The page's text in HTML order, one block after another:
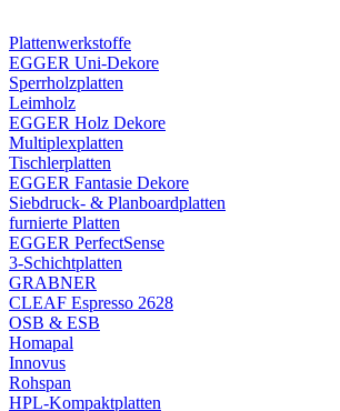
Plattenwerkstoffe
EGGER Uni-Dekore
Sperrholzplatten
Leimholz
EGGER Holz Dekore
Multiplexplatten
Tischlerplatten
EGGER Fantasie Dekore
Siebdruck- & Planboardplatten
furnierte Platten
EGGER PerfectSense
3-Schichtplatten
GRABNER
CLEAF Espresso 2628
OSB & ESB
Homapal
Innovus
Rohspan
HPL-Kompaktplatten